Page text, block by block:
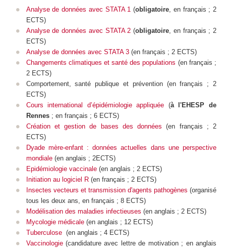
Analyse de données avec STATA 1 (obligatoire, en français ; 2
ECTS)
Analyse de données avec STATA 2 (obligatoire, en français ; 2
ECTS)
Analyse de données avec STATA 3(en français ; 2 ECTS)
Changements climatiques et santé des populations (en français ;
2 ECTS)
Comportement, santé publique et prévention (en français ; 2
ECTS)
Cours international d’épidémiologie appliquée (à l'EHESP de
Rennes; en français ; 6 ECTS)
Création et gestion de bases des données (en français ; 2
ECTS)
Dyade mère-enfant : données actuelles dans une perspective
mondiale(en anglais ; 2ECTS)
Epidémiologie vaccinale(en anglais ; 2 ECTS)
Initiation au logiciel R (en français ; 2 ECTS)
Insectes vecteurs et transmission d'agents pathogènes (organisé
tous les deux ans, en français ; 8 ECTS)
Modélisation des maladies infectieuses (en anglais ; 2 ECTS)
Mycologie médicale (en anglais ; 12 ECTS)
Tuberculose (en anglais ; 4 ECTS)
Vaccinologie (candidature avec lettre de motivation ; en anglais